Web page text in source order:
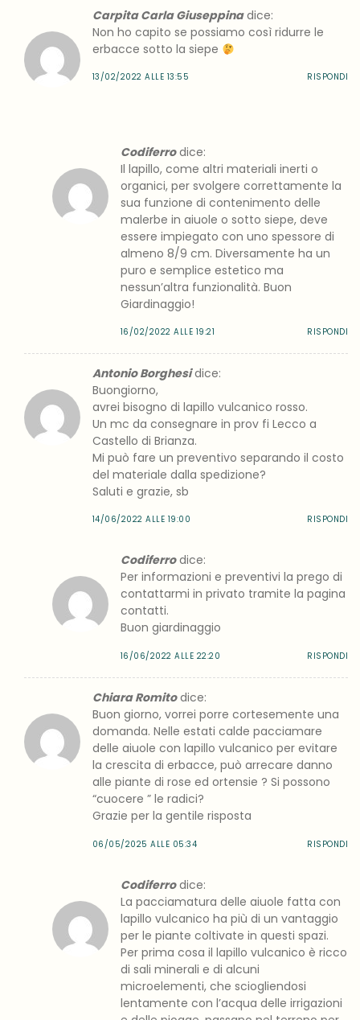
Carpita Carla Giuseppina dice:
Non ho capito se possiamo così ridurre le
erbacce sotto la siepe
13/02/2022 ALLE 13:55 RISPONDI
Codiferro dice:
Il lapillo, come altri materiali inerti o
organici, per svolgere correttamente la
sua funzione di contenimento delle
malerbe in aiuole o sotto siepe, deve
essere impiegato con uno spessore di
almeno 8/9 cm. Diversamente ha un
puro e semplice estetico ma
nessun’altra funzionalità. Buon
Giardinaggio!
16/02/2022 ALLE 19:21 RISPONDI
Antonio Borghesi dice:
Buongiorno,
avrei bisogno di lapillo vulcanico rosso.
Un mc da consegnare in prov fi Lecco a
Castello di Brianza.
Mi può fare un preventivo separando il costo
del materiale dalla spedizione?
Saluti e grazie, sb
14/06/2022 ALLE 19:00 RISPONDI
Codiferro dice:
Per informazioni e preventivi la prego di
contattarmi in privato tramite la pagina
contatti.
Buon giardinaggio
16/06/2022 ALLE 22:20 RISPONDI
Chiara Romito dice:
Buon giorno, vorrei porre cortesemente una
domanda. Nelle estati calde pacciamare
delle aiuole con lapillo vulcanico per evitare
la crescita di erbacce, può arrecare danno
alle piante di rose ed ortensie ? Si possono
“cuocere ” le radici?
Grazie per la gentile risposta
06/05/2025 ALLE 05:34 RISPONDI
Codiferro dice:
La pacciamatura delle aiuole fatta con
lapillo vulcanico ha più di un vantaggio
per le piante coltivate in questi spazi.
Per prima cosa il lapillo vulcanico è ricco
di sali minerali e di alcuni
microelementi, che sciogliendosi
lentamente con l’acqua delle irrigazioni